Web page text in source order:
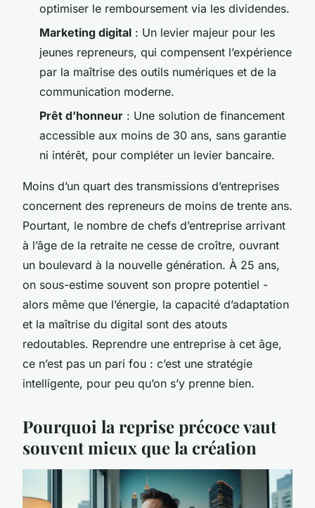
optimiser le remboursement via les dividendes.
Marketing digital : Un levier majeur pour les
jeunes repreneurs, qui compensent l’expérience
par la maîtrise des outils numériques et de la
communication moderne.
Prêt d’honneur : Une solution de financement
accessible aux moins de 30 ans, sans garantie
ni intérêt, pour compléter un levier bancaire.
Moins d’un quart des transmissions d’entreprises
concernent des repreneurs de moins de trente ans.
Pourtant, le nombre de chefs d’entreprise arrivant
à l’âge de la retraite ne cesse de croître, ouvrant
un boulevard à la nouvelle génération. À 25 ans,
on sous-estime souvent son propre potentiel -
alors même que l’énergie, la capacité d’adaptation
et la maîtrise du digital sont des atouts
redoutables. Reprendre une entreprise à cet âge,
ce n’est pas un pari fou : c’est une stratégie
intelligente, pour peu qu’on s’y prenne bien.
Pourquoi la reprise précoce vaut
souvent mieux que la création